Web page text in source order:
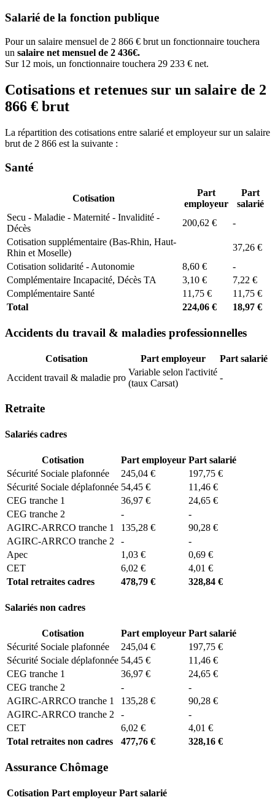
Salarié de la fonction publique
Pour un salaire mensuel de 2 866 € brut un fonctionnaire touchera
un salaire net mensuel de 2 436€.
Sur 12 mois, un fonctionnaire touchera 29 233 € net.
Cotisations et retenues sur un salaire de 2
866 € brut
La répartition des cotisations entre salarié et employeur sur un salaire
brut de 2 866 est la suivante :
Santé
Cotisation
Part
employeur
Part
salarié
Secu - Maladie - Maternité - Invalidité -
Décès
200,62 €
-
Cotisation supplémentaire (Bas-Rhin, Haut-
Rhin et Moselle)
37,26 €
Cotisation solidarité - Autonomie
8,60 €
-
Complémentaire Incapacité, Décès TA
3,10 €
7,22 €
Complémentaire Santé
11,75 €
11,75 €
Total
224,06 € 18,97 €
Accidents du travail & maladies professionnelles
Cotisation Part employeur
Part salarié
Accident travail & maladie pro
Variable selon l'activité
(taux Carsat)
-
Retraite
Salariés cadres
Cotisation Part employeur Part salarié
Sécurité Sociale plafonnée
245,04 €
197,75 €
Sécurité Sociale déplafonnée 54,45 €
11,46 €
CEG tranche 1
36,97 €
24,65 €
CEG tranche 2
-
-
AGIRC-ARRCO tranche 1
135,28 €
90,28 €
AGIRC-ARRCO tranche 2
-
-
Apec
1,03 €
0,69 €
CET
6,02 €
4,01 €
Total retraites cadres
478,79 € 328,84 €
Salariés non cadres
Cotisation Part employeur Part salarié
Sécurité Sociale plafonnée
245,04 €
197,75 €
Sécurité Sociale déplafonnée 54,45 €
11,46 €
CEG tranche 1
36,97 €
24,65 €
CEG tranche 2
-
-
AGIRC-ARRCO tranche 1
135,28 €
90,28 €
AGIRC-ARRCO tranche 2
-
-
CET
6,02 €
4,01 €
Total retraites non cadres
477,76 € 328,16 €
Assurance Chômage
Cotisation Part employeur Part salarié